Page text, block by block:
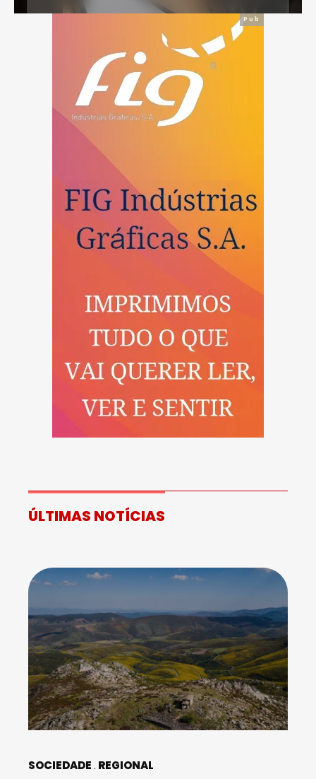
Pub
ÚLTIMAS NOTÍCIAS
SOCIEDADE REGIONAL